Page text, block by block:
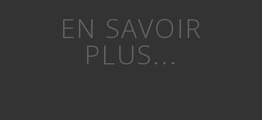
EN SAVOIR
PLUS...